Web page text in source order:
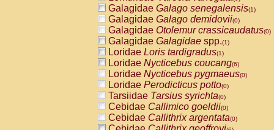
Galagidae Galago senegalensis(1)
Galagidae Galago demidovii(0)
Galagidae Otolemur crassicaudatus(0)
Galagidae Galagidae spp.(1)
Loridae Loris tardigradus(1)
Loridae Nycticebus coucang(6)
Loridae Nycticebus pygmaeus(0)
Loridae Perodicticus potto(0)
Tarsiidae Tarsius syrichta(0)
Cebidae Callimico goeldii(0)
Cebidae Callithrix argentata(0)